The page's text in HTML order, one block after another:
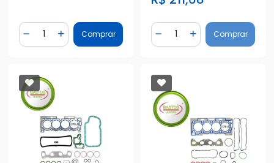
Diminuir Quantidade
Quantidade
Adicionar Quantidade
Comprar Diminuir Quantidade
Quantidade
AdicionarComprar